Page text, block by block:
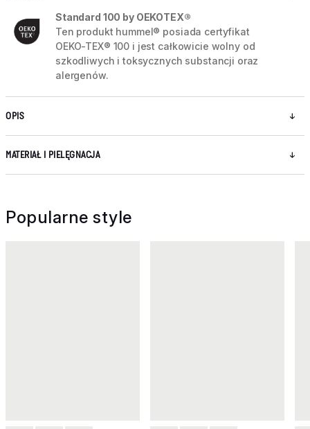
Standard 100 by OEKOTEX®
Ten produkt hummel® posiada certyfikat
OEKO-TEX® 100 i jest całkowicie wolny od
szkodliwych i toksycznych substancji oraz
alergenów.
OPIS
MATERIAŁ I PIELĘGNACJA
Popularne style